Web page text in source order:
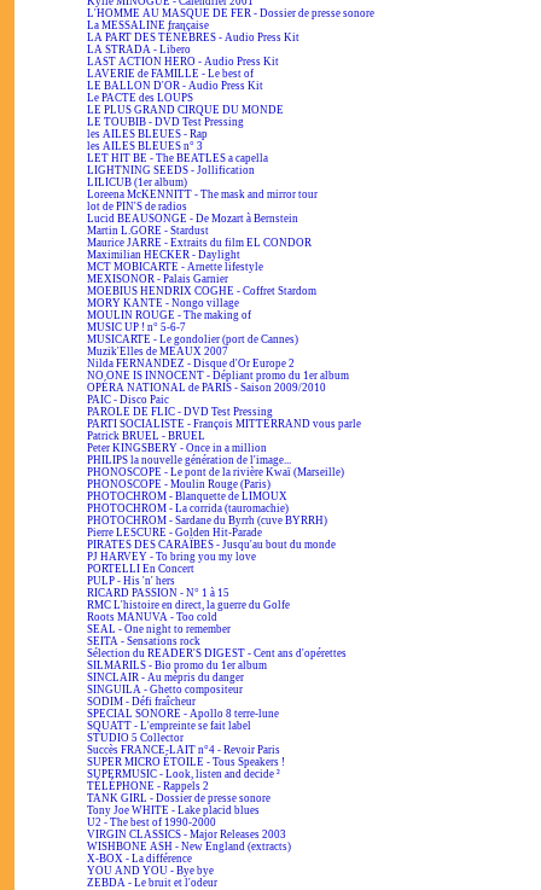
L'HOMME AU MASQUE DE FER - Dossier de presse sonore
La MESSALINE française
LA PART DES TÉNÈBRES - Audio Press Kit
LA STRADA - Libero
LAST ACTION HERO - Audio Press Kit
LAVERIE de FAMILLE - Le best of
LE BALLON D'OR - Audio Press Kit
Le PACTE des LOUPS
LE PLUS GRAND CIRQUE DU MONDE
LE TOUBIB - DVD Test Pressing
les AILES BLEUES - Rap
les AILES BLEUES n° 3
LET HIT BE - The BEATLES a capella
LIGHTNING SEEDS - Jollification
LILICUB (1er album)
Loreena McKENNITT - The mask and mirror tour
lot de PIN'S de radios
Lucid BEAUSONGE - De Mozart à Bernstein
Martin L.GORE - Stardust
Maurice JARRE - Extraits du film EL CONDOR
Maximilian HECKER - Daylight
MCT MOBICARTE - Arnette lifestyle
MEXISONOR - Palais Garnier
MOEBIUS HENDRIX COGHE - Coffret Stardom
MORY KANTE - Nongo village
MOULIN ROUGE - The making of
MUSIC UP ! n° 5-6-7
MUSICARTE - Le gondolier (port de Cannes)
Muzik'Elles de MEAUX 2007
Nilda FERNANDEZ - Disque d'Or Europe 2
NO ONE IS INNOCENT - Dépliant promo du 1er album
OPÉRA NATIONAL de PARIS - Saison 2009/2010
PAIC - Disco Paic
PAROLE DE FLIC - DVD Test Pressing
PARTI SOCIALISTE - François MITTERRAND vous parle
Patrick BRUEL - BRUEL
Peter KINGSBERY - Once in a million
PHILIPS la nouvelle génération de l'image...
PHONOSCOPE - Le pont de la rivière Kwaï (Marseille)
PHONOSCOPE - Moulin Rouge (Paris)
PHOTOCHROM - Blanquette de LIMOUX
PHOTOCHROM - La corrida (tauromachie)
PHOTOCHROM - Sardane du Byrrh (cuve BYRRH)
Pierre LESCURE - Golden Hit-Parade
PIRATES DES CARAÏBES - Jusqu'au bout du monde
PJ HARVEY - To bring you my love
PORTELLI En Concert
PULP - His 'n' hers
RICARD PASSION - N° 1 à 15
RMC L'histoire en direct, la guerre du Golfe
Roots MANUVA - Too cold
SEAL - One night to remember
SEITA - Sensations rock
Sélection du READER'S DIGEST - Cent ans d'opérettes
SILMARILS - Bio promo du 1er album
SINCLAIR - Au mépris du danger
SINGUILA - Ghetto compositeur
SODIM - Défi fraîcheur
SPECIAL SONORE - Apollo 8 terre-lune
SQUATT - L'empreinte se fait label
STUDIO 5 Collector
Succès FRANCE-LAIT n°4 - Revoir Paris
SUPER MICRO ÉTOILE - Tous Speakers !
SUPERMUSIC - Look, listen and decide ²
TÉLÉPHONE - Rappels 2
TANK GIRL - Dossier de presse sonore
Tony Joe WHITE - Lake placid blues
U2 - The best of 1990-2000
VIRGIN CLASSICS - Major Releases 2003
WISHBONE ASH - New England (extracts)
X-BOX - La différence
YOU AND YOU - Bye bye
ZEBDA - Le bruit et l'odeur